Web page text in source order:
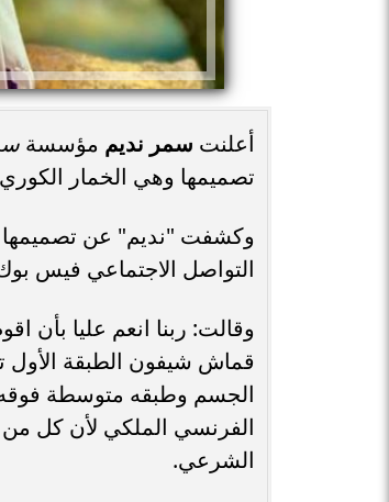
أعلنت سمر نديم مؤسسة
تصميمها وهي الخمار
وكشفت "نديم" عن
التواصل الاجتماعي فيس
وقالت: ربنا انعم عليا
قماش شيفون الطبقة الأول
الجسم وطبقه متوسطة فوقه
الفرنسي الملكي لأن كل
الشرعي.